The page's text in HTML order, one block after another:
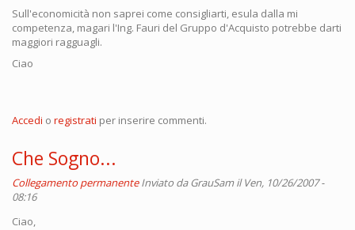
Sull'economicità non saprei come consigliarti, esula dalla mi
competenza, magari l'Ing. Fauri del Gruppo d'Acquisto potrebbe darti
maggiori ragguagli.
Ciao
Accedi o registrati per inserire commenti.
Che Sogno...
Collegamento permanente Inviato daGrauSamil Ven, 10/26/2007 -
08:16
Ciao,